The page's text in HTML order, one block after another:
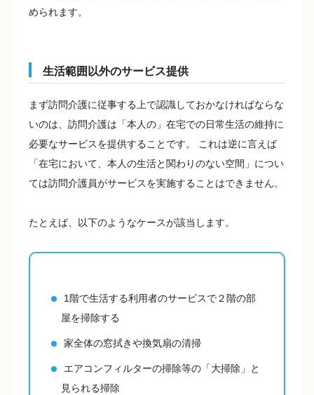
められます。
生活範囲以外のサービス提供
まず訪問介護に従事する上で認識しておかなければならな
いのは、訪問介護は「本人の」在宅での日常生活の維持に
必要なサービスを提供することです。 これは逆に言えば
「在宅において、本人の生活と関わりのない空間」につい
ては訪問介護員がサービスを実施することはできません。
たとえば、以下のようなケースが該当します。
1階で生活する利用者のサービスで２階の部
屋を掃除する
家全体の窓拭きや換気扇の清掃
エアコンフィルターの掃除等の「大掃除」と
見られる掃除